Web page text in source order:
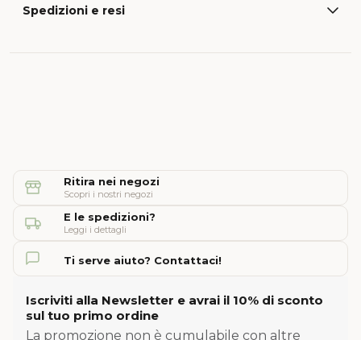
Spedizioni e resi
Ritira nei negozi
Scopri i nostri negozi
E le spedizioni?
Leggi i dettagli
Ti serve aiuto? Contattaci!
Iscriviti alla Newsletter e avrai il 10% di sconto
sul tuo primo ordine
La promozione non è cumulabile con altre